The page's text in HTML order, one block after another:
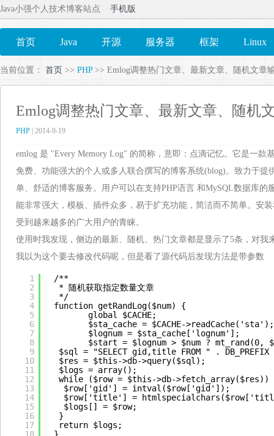
Java小强个人技术博客站点 手机版
首页 Java 开源 服务器 框架 Linux
当前位置： 首页 >> PHP>> Emlog调整热门文章、最新文章、随机文章
Emlog调整热门文章、最新文章、随机
PHP | 2014-9-19
emlog 是 "Every Memory Log" 的简称，意即：点滴记忆。它是一款
免费、功能强大的个人或多人联合撰写的博客系统(blog)。致力于提
单、舒适的博客服务。用户可以在支持PHP语言 和MySQL数据库的
能非常强大，模板、插件众多，易于扩充功能，简洁而不简单。安
受到越来越多的广大用户的青睐。
使用时我发现，侧边的最新、随机、热门文章都是显示了5条，对我
我以为这个要去修改代码呢，但是看了源代码后发现方法是带参数
1
2
3
4
5
6
7
8
9
10
11
12
13
14
15
16
17
/**
* 随机获取指定数量文章
*/
function getRandLog($num) {
global $CACHE;
$sta_cache = $CACHE->readCache('sta');
$lognum = $sta_cache['lognum'];
$start = $lognum > $num ? mt_rand(0,
$sql = "SELECT gid,title FROM " .
$res = $this->db->query($sql);
$logs = array();
while ($row = $this->db->fetch_array($res))
$row['gid'] = intval($row['gid']);
$row['title'] =
$logs[] = $row;
}
return $logs;